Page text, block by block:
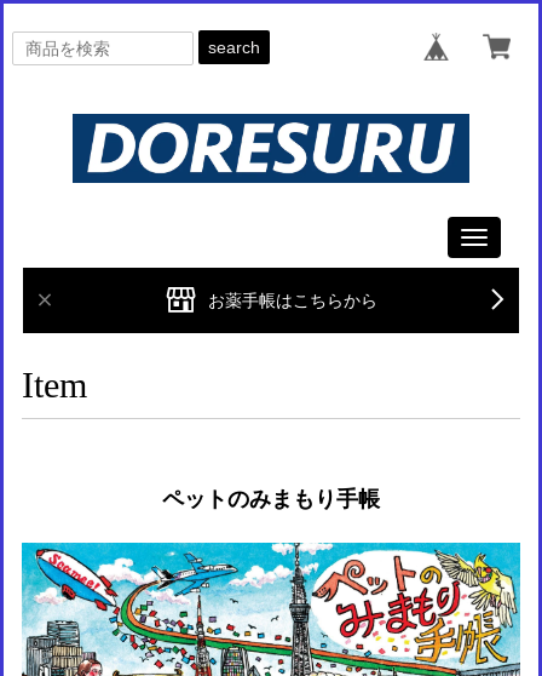
search
Toggle
お薬手帳はこちらから
Item
ペットのみまもり手帳